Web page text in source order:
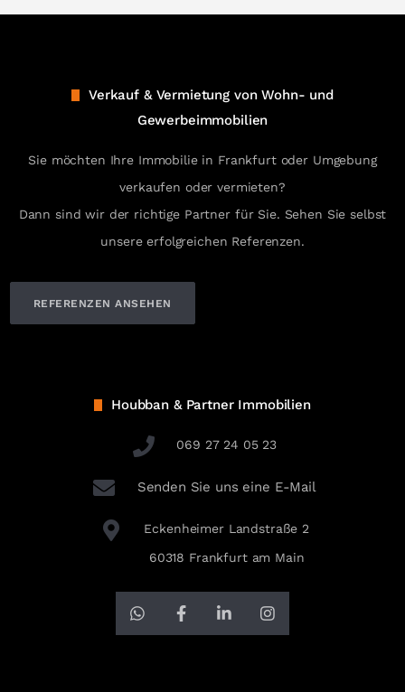
Verkauf & Vermietung von Wohn- und
Gewerbeimmobilien
Sie möchten Ihre Immobilie in Frankfurt oder Umgebung
verkaufen oder vermieten?
Dann sind wir der richtige Partner für Sie. Sehen Sie selbst
unsere erfolgreichen Referenzen.
REFERENZEN ANSEHEN
Houbban & Partner Immobilien
069 27 24 05 23
Senden Sie uns eine E-Mail
Eckenheimer Landstraße 2
60318 Frankfurt am Main